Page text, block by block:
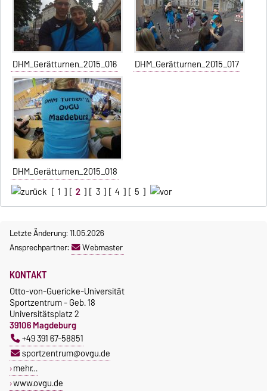
DHM_Gerätturnen_2015_016 DHM_Gerätturnen_2015_017
DHM_Gerätturnen_2015_018
[ 1 ] [ 2 ] [ 3 ] [ 4 ] [ 5 ]
Letzte Änderung: 11.05.2026
Ansprechpartner:
Webmaster
KONTAKT
Otto-von-Guericke-Universität
Sportzentrum - Geb. 18
Universitätsplatz 2
39106 Magdeburg
+49 391 67-58851
sportzentrum@ovgu.de
mehr…
www.ovgu.de